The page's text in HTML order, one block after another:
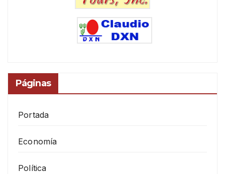
Páginas
Portada
Economía
Política